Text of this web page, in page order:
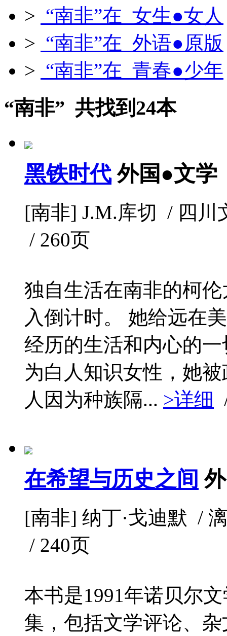
> “南非”在 女生●女人
> “南非”在 外语●原版
> “南非”在 青春●少年
“南非” 共找到24本
黑铁时代 外国●文学
[南非] J.M.库切 / 四川
/ 260页
独自生活在南非的柯
入倒计时。 她给远在
经历的生活和内心的
为白人知识女性，她
人因为种族隔... >详细
在希望与历史之间
[南非] 纳丁·戈迪默 /
/ 240页
本书是1991年诺贝尔
集，包括文学评论、